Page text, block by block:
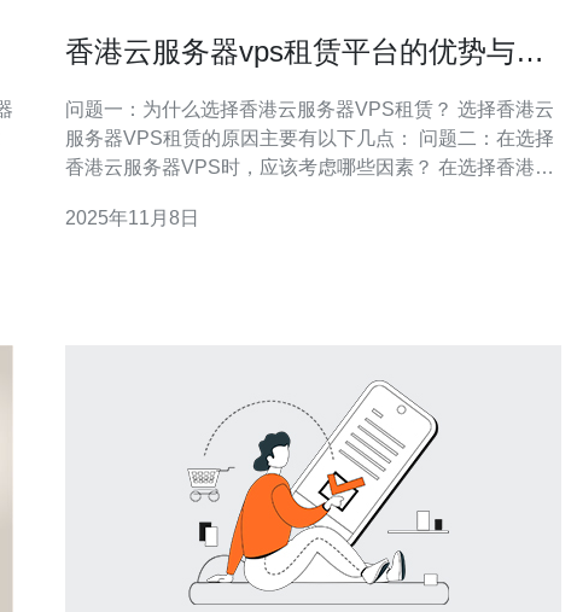
香港云服务器vps租赁平台的优势与选
问题一：为什么选择香港云服务器VPS租赁？ 选择香港云
服务器VPS租赁的原因主要有以下几点： 问题二：在选择
香港云服务器VPS时，应该考虑哪些因素？ 在选择香港云
务器VPS租赁的主要优势是什么？ 香港云服务器VPS租赁
2025年11月8日